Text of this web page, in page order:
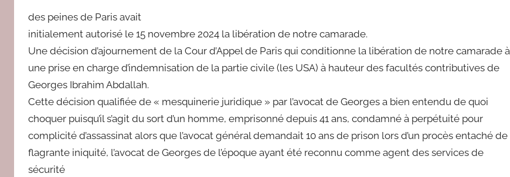
des peines de Paris avait
initialement autorisé le 15 novembre 2024 la libération de notre camarade.
Une décision d’ajournement de la Cour d’Appel de Paris qui conditionne la libération de notre camarade à
une prise en charge d’indemnisation de la partie civile (les USA) à hauteur des facultés contributives de
Georges Ibrahim Abdallah.
Cette décision qualifiée de « mesquinerie juridique » par l’avocat de Georges a bien entendu de quoi
choquer puisqu’il s’agit du sort d’un homme, emprisonné depuis 41 ans, condamné à perpétuité pour
complicité d’assassinat alors que l’avocat général demandait 10 ans de prison lors d’un procès entaché de
flagrante iniquité, l’avocat de Georges de l’époque ayant été reconnu comme agent des services de
sécurité